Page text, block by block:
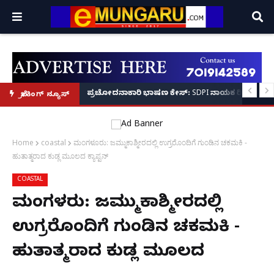
ಬ್ರೇಕಿಂಗ್ ನ್ಯೂಸ್
ತಪಾಸಣೆಗೆ ಕಮಿಷನರ್ ರೆಡ್ಡಿ ಶ್ಲಾಘನೆ!
ಮೇಲೆ ಸೀನಿಯರ್‌ಗಳಿಂದ ಹಲ್ಲೆ; ರ‌್ಯಾಗಿಂಗ್ ಶಂಕೆ – ಪೊಲೀಸ್ ಕಮಿಷನರ್ ಸ್ಪಷ್ಟನೆ!
ಪ್ರಚೋದನಾಕಾರಿ ಭಾಷಣ ಕೇಸ್: SDPI ನಾಯಕ ರಿಯಾಜ್
Home coastal
ಮಂಗಳೂರು: ಜಮ್ಮುಕಾಶ್ಮೀರದಲ್ಲಿ ಉಗ್ರರೊಂದಿಗೆ ಗುಂಡಿನ ಚಕಮಕಿ -
ಹುತಾತ್ಮರಾದ ಕುಡ್ಲ ಮೂಲದ ಕ್ಯಾಪ್ಟನ್
COASTAL
ಮಂಗಳೂರು: ಜಮ್ಮುಕಾಶ್ಮೀರದಲ್ಲಿ
ಉಗ್ರರೊಂದಿಗೆ ಗುಂಡಿನ ಚಕಮಕಿ -
ಹುತಾತ್ಮರಾದ ಕುಡ್ಲ ಮೂಲದ